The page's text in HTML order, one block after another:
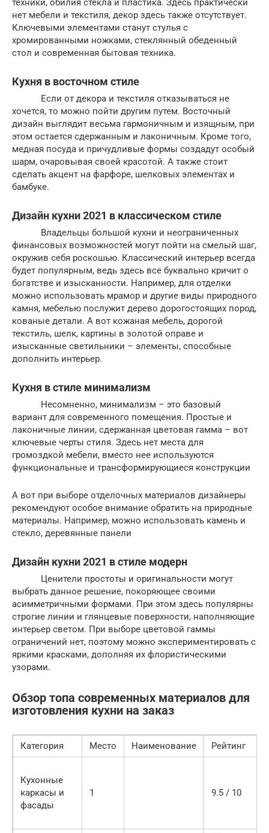
техники, обилия стекла и пластика. Здесь практически
нет мебели и текстиля, декор здесь также отсутствует.
Ключевыми элементами станут стулья с
хромированными ножками, стеклянный обеденный
стол и современная бытовая техника.
Кухня в восточном стиле
Если от декора и текстиля отказываться не
хочется, то можно пойти другим путем. Восточный
дизайн выглядит весьма гармоничным и изящным, при
этом остается сдержанным и лаконичным. Кроме того,
медная посуда и причудливые формы создадут особый
шарм, очаровывая своей красотой. А также стоит
сделать акцент на фарфоре, шелковых элементах и
бамбуке.
Дизайн кухни 2021 в классическом стиле
Владельцы большой кухни и неограниченных
финансовых возможностей могут пойти на смелый шаг,
окружив себя роскошью. Классический интерьер всегда
будет популярным, ведь здесь все буквально кричит о
богатстве и изысканности. Например, для отделки
можно использовать мрамор и другие виды природного
камня, мебелью послужит дерево дорогостоящих пород,
кованые детали. А вот кожаная мебель, дорогой
текстиль, шелк, картины в золотой оправе и
изысканные светильники – элементы, способные
дополнить интерьер.
Кухня в стиле минимализм
Несомненно, минимализм – это базовый
вариант для современного помещения. Простые и
лаконичные линии, сдержанная цветовая гамма – вот
ключевые черты стиля. Здесь нет места для
громоздкой мебели, вместо нее используются
функциональные и трансформирующиеся конструкции
А вот при выборе отделочных материалов дизайнеры
рекомендуют особое внимание обратить на природные
материалы. Например, можно использовать камень и
стекло, деревянные панели
Дизайн кухни 2021 в стиле модерн
Ценители простоты и оригинальности могут
выбрать данное решение, покоряющее своими
асимметричными формами. При этом здесь популярны
строгие линии и глянцевые поверхности, наполняющие
интерьер светом. При выборе цветовой гаммы
ограничений нет, поэтому можно экспериментировать с
яркими красками, дополняя их флористическими
узорами.
Обзор топа современных материалов для
изготовления кухни на заказ
Категория Место Наименование Рейтинг
Кухонные
каркасы и
фасады
1 9.5 / 10